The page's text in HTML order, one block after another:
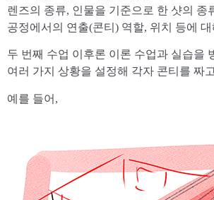
렌즈의 종류, 인물을 기준으로 한 샷의
공정에서의 연출(콘티) 역할, 위치 등에
두 번째 수업 이후론 이론 수업과 실습을
여러 가지 상황을 설정해 각자 콘티를 짜
​예를 들어,